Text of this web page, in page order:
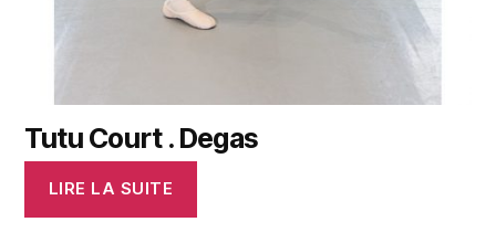
Tutu Court . Degas
LIRE LA SUITE